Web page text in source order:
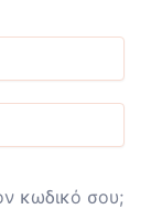
κωδικό σου;